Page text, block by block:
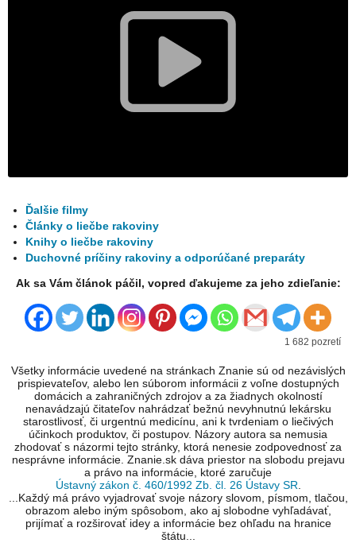
Ďalšie filmy
Články o liečbe rakoviny
Knihy o liečbe rakoviny
Duchovné príčiny rakoviny a odporúčané preparáty
Ak sa Vám článok páčil, vopred ďakujeme za jeho zdieľanie:
1 682 pozretí
Všetky informácie uvedené na stránkach Znanie sú od nezávislých
prispievateľov, alebo len súborom informácii z voľne dostupných
domácich a zahraničných zdrojov a za žiadnych okolností
nenavádzajú čitateľov nahrádzať bežnú nevyhnutnú lekársku
starostlivosť, či urgentnú medicínu, ani k tvrdeniam o liečivých
účinkoch produktov, či postupov. Názory autora sa nemusia
zhodovať s názormi tejto stránky, ktorá nenesie zodpovednosť za
nesprávne informácie. Znanie.sk dáva priestor na slobodu prejavu
a právo na informácie, ktoré zaručuje
Ústavný zákon č. 460/1992 Zb. čl. 26 Ústavy SR
...Každý má právo vyjadrovať svoje názory slovom, písmom, tlačou,
obrazom alebo iným spôsobom, ako aj slobodne vyhľadávať,
prijímať a rozširovať idey a informácie bez ohľadu na hranice
štátu...